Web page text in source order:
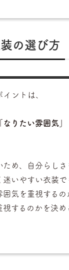
の選び方
ントは、
なりたい雰囲気」
ため、自分らし
いやすい衣装で
囲気を重視するの
するのかを決め